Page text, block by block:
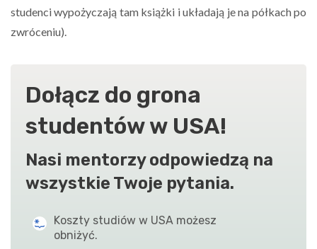
studenci wypożyczają tam książki i układają je na półkach po
zwróceniu).
Dołącz do grona
studentów w USA!
Nasi mentorzy odpowiedzą na
wszystkie Twoje pytania.
Koszty studiów w USA możesz
obniżyć.